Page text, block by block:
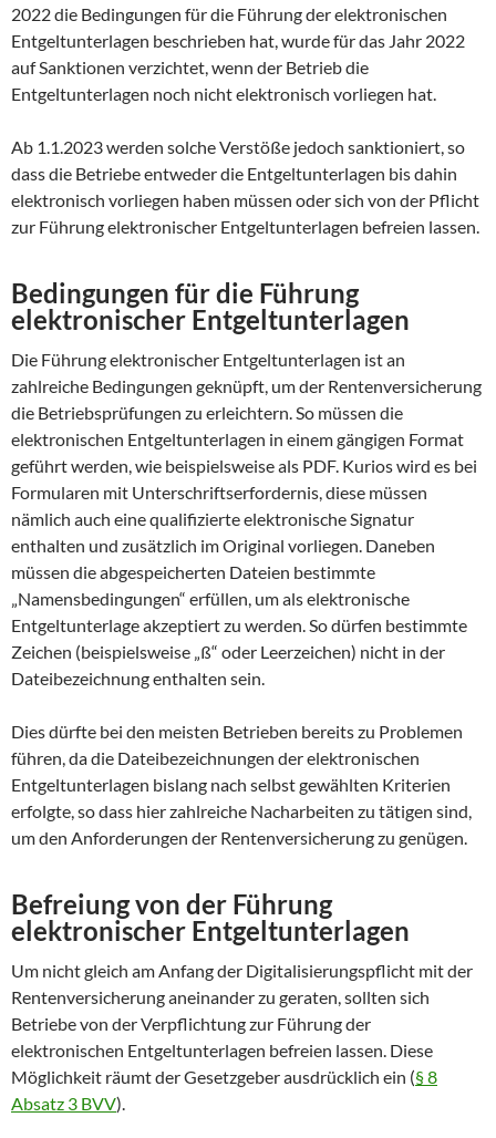
2022 die Bedingungen für die Führung der elektronischen
Entgeltunterlagen beschrieben hat, wurde für das Jahr 2022
auf Sanktionen verzichtet, wenn der Betrieb die
Entgeltunterlagen noch nicht elektronisch vorliegen hat.
Ab 1.1.2023 werden solche Verstöße jedoch sanktioniert, so
dass die Betriebe entweder die Entgeltunterlagen bis dahin
elektronisch vorliegen haben müssen oder sich von der Pflicht
zur Führung elektronischer Entgeltunterlagen befreien lassen.
Bedingungen für die Führung
elektronischer Entgeltunterlagen
Die Führung elektronischer Entgeltunterlagen ist an
zahlreiche Bedingungen geknüpft, um der Rentenversicherung
die Betriebsprüfungen zu erleichtern. So müssen die
elektronischen Entgeltunterlagen in einem gängigen Format
geführt werden, wie beispielsweise als PDF. Kurios wird es bei
Formularen mit Unterschriftserfordernis, diese müssen
nämlich auch eine qualifizierte elektronische Signatur
enthalten und zusätzlich im Original vorliegen. Daneben
müssen die abgespeicherten Dateien bestimmte
„Namensbedingungen“ erfüllen, um als elektronische
Entgeltunterlage akzeptiert zu werden. So dürfen bestimmte
Zeichen (beispielsweise „ß“ oder Leerzeichen) nicht in der
Dateibezeichnung enthalten sein.
Dies dürfte bei den meisten Betrieben bereits zu Problemen
führen, da die Dateibezeichnungen der elektronischen
Entgeltunterlagen bislang nach selbst gewählten Kriterien
erfolgte, so dass hier zahlreiche Nacharbeiten zu tätigen sind,
um den Anforderungen der Rentenversicherung zu genügen.
Befreiung von der Führung
elektronischer Entgeltunterlagen
Um nicht gleich am Anfang der Digitalisierungspflicht mit der
Rentenversicherung aneinander zu geraten, sollten sich
Betriebe von der Verpflichtung zur Führung der
elektronischen Entgeltunterlagen befreien lassen. Diese
Möglichkeit räumt der Gesetzgeber ausdrücklich ein (§ 8
Absatz 3 BVV).